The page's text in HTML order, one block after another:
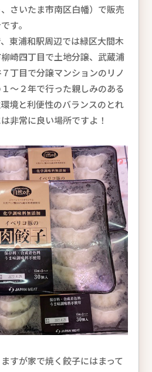
さいたま市南区白幡）で販売
す。
東浦和駅周辺では緑区大間木
崎四丁目で土地分譲、武蔵浦
丁目で分譲マンションのリノ
～２年で行った親しみのある
境と利便性のバランスのとれ
非常に良い場所ですよ！
すが家で焼く餃子にはまって